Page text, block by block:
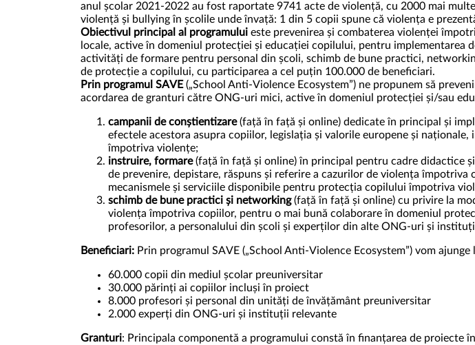
anul școlar 2021-2022 au fost raportate 9741 acte de violență, cu 2000 mai
violență și bullying în școlile unde învață: 1 din 5 copii spune că violența e
Obiectivul principal al programului este prevenirea și combaterea violenței
locale, active în domeniul protecției și educației copilului, pentru implementarea
activități de formare pentru personal din școli, schimb de bune practici,
de protecție a copilului, cu participarea a cel puțin 100.000 de beneficiari.
Prin programul SAVE(„School Anti-Violence Ecosystem”) ne propunem să
acordarea de granturi către ONG-uri mici, active în domeniul protecției și/sau
campanii de conștientizare(față în față și online) dedicate în principal și
efectele acestora asupra copiilor, legislația și valorile europene și
împotriva violențe;
instruire, formare(față în față și online) în principal pentru cadre didactice
de prevenire, depistare, răspuns și referire a cazurilor de violența
mecanismele și serviciile disponibile pentru protecția copilului împotriva
schimb de bune practici și networking(față în față și online) cu privire la
violența împotriva copiilor, pentru o mai bună colaborare în domeniul
profesorilor, a personalului din școli și experților din alte ONG-uri și
Beneficiari: Prin programul SAVE („School Anti-Violence Ecosystem”) vom
60.000 copii din mediul școlar preuniversitar
30.000 părinți ai copiilor incluși în proiect
8.000 profesori și personal din unități de învățământ preuniversitar
2.000 experți din ONG-uri și instituții relevante
Granturi: Principala componentă a programului constă în finanțarea de